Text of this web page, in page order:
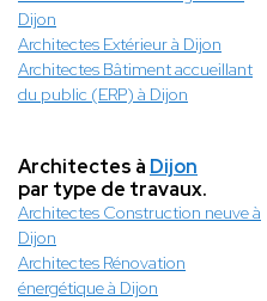
Dijon
Architectes Extérieur à Dijon
Architectes Bâtiment accueillant
du public (ERP) à Dijon
Architectes à Dijon
par type de travaux.
Architectes Construction neuve à
Dijon
Architectes Rénovation
énergétique à Dijon